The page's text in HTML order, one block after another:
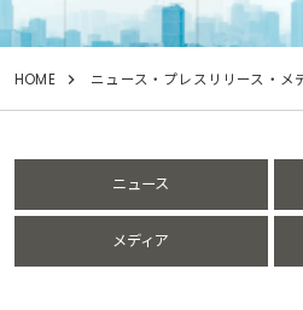
HOME ニュース・プレスリリース・メ
ニュース
メディア